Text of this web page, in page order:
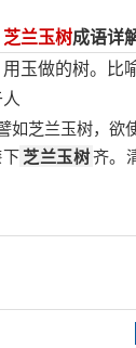
芝兰玉树成语详
玉做的树。比
如芝兰玉树，欲
芝兰玉树齐。